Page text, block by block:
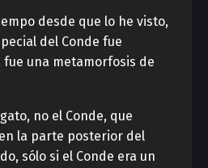
desde que lo he visto,
del Conde fue
fue una metamorfosis de
no el Conde, que
la parte posterior del
sólo si el Conde era un